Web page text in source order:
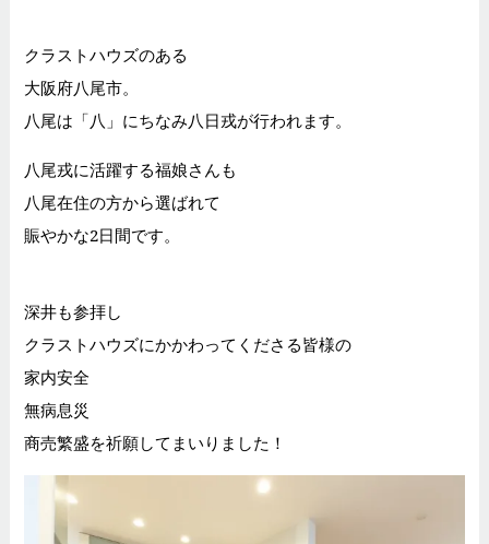
クラストハウズのある
大阪府八尾市。
八尾は「八」にちなみ八日戎が行われます。
八尾戎に活躍する福娘さんも
八尾在住の方から選ばれて
賑やかな2日間です。
深井も参拝し
クラストハウズにかかわってくださる皆様の
家内安全
無病息災
商売繁盛を祈願してまいりました！